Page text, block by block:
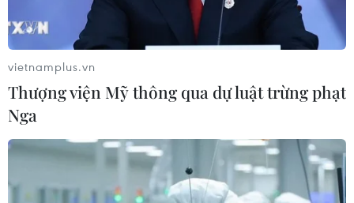
vietnamplus.vn
Thượng viện Mỹ thông qua dự luật trừng phạt
Nga